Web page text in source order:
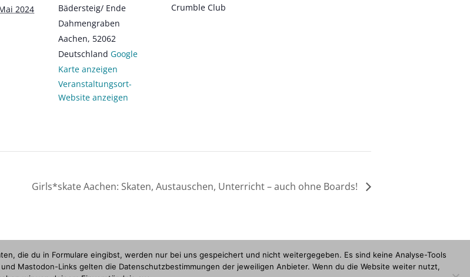
2024
Bädersteig/ Ende
Dahmengraben
Aachen, 52062
Deutschland Google
Karte anzeigen
Veranstaltungsort-
Website anzeigen
Crumble Club
Girls*skate Aachen: Skaten, Austauschen, Unterricht – auch ohne Boards!
die du in Formulare eingibst, werden nur bei uns gespeichert und nicht weitergegeben. Es sind keine Analyse-Tools
Mastodon-Links gelten die Datenschutzbestimmungen der jeweiligen Anbieter. Wenn du die Website weiter nutzt,